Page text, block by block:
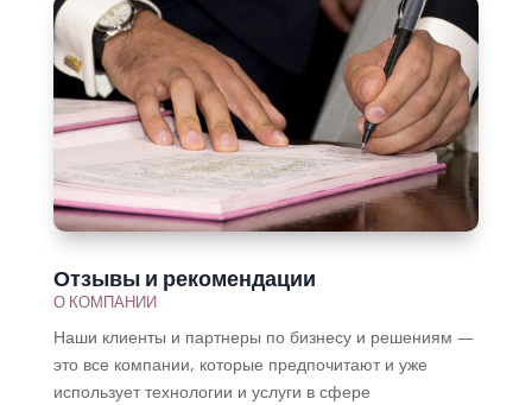
Отзывы и рекомендации
О КОМПАНИИ
Наши клиенты и партнеры по бизнесу и решениям —
это все компании, которые предпочитают и уже
использует технологии и услуги в сфере